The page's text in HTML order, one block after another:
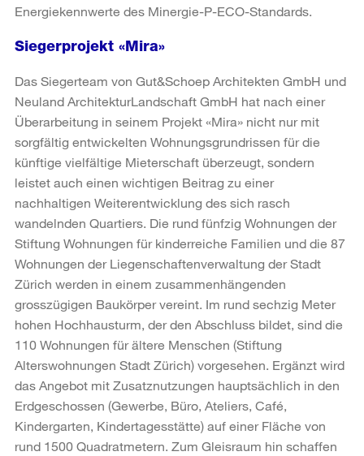
Energiekennwerte des Minergie-P-ECO-Standards.
Siegerprojekt «Mira»
Das Siegerteam von Gut&Schoep Architekten GmbH und
Neuland ArchitekturLandschaft GmbH hat nach einer
Überarbeitung in seinem Projekt «Mira» nicht nur mit
sorgfältig entwickelten Wohnungsgrundrissen für die
künftige vielfältige Mieterschaft überzeugt, sondern
leistet auch einen wichtigen Beitrag zu einer
nachhaltigen Weiterentwicklung des sich rasch
wandelnden Quartiers. Die rund fünfzig Wohnungen der
Stiftung Wohnungen für kinderreiche Familien und die 87
Wohnungen der Liegenschaftenverwaltung der Stadt
Zürich werden in einem zusammenhängenden
grosszügigen Baukörper vereint. Im rund sechzig Meter
hohen Hochhausturm, der den Abschluss bildet, sind die
110 Wohnungen für ältere Menschen (Stiftung
Alterswohnungen Stadt Zürich) vorgesehen. Ergänzt wird
das Angebot mit Zusatznutzungen hauptsächlich in den
Erdgeschossen (Gewerbe, Büro, Ateliers, Café,
Kindergarten, Kindertagesstätte) auf einer Fläche von
rund 1500 Quadratmetern. Zum Gleisraum hin schaffen